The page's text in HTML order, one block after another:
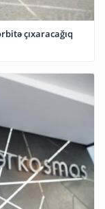
çıxaracağıq